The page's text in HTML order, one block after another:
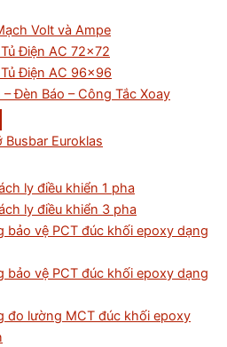
Volt và Ampe
Điện AC 72×72
Điện AC 96×96
Đèn Báo – Công Tắc Xoay
Euroklas
ly điều khiển 1 pha
ly điều khiển 3 pha
bảo vệ PCT đúc khối epoxy dạng
bảo vệ PCT đúc khối epoxy dạng
đo lường MCT đúc khối epoxy